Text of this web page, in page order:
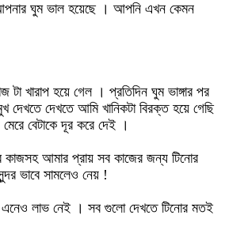
ঘুম ভাল হয়েছে । আপনি এখন কেমন
টা খারাপ হয়ে গেল । প্রতিদিন ঘুম ভাঙ্গার পর
দেখতে দেখতে আমি খানিকটা বিরক্ত হয়ে গেছি
বেটাকে দূর করে দেই ।
কাজসহ আমার প্রায় সব কাজের জন্য টিনোর
ভাবে সামলেও নেয় !
এনেও লাভ নেই । সব গুলো দেখতে টিনোর মতই